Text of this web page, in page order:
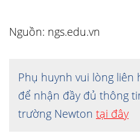
Nguồn: ngs.edu.vn
Phụ huynh vui lòng liên
để nhận đầy đủ thông
trường Newton tại đây